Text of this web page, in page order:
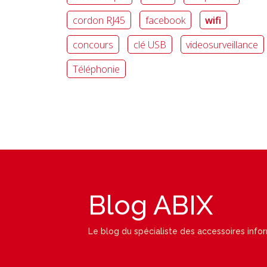
cordon RJ45
facebook
wifi
concours
clé USB
videosurveillance
Téléphonie
Blog ABIX
Le blog du spécialiste des accessoires